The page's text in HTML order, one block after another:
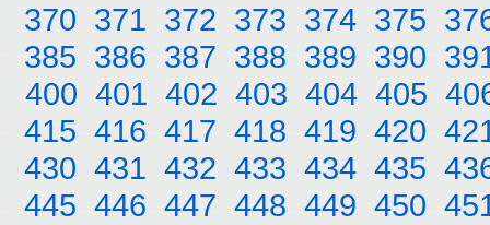
370 371 372 373 374 375
385 386 387 388 389 390
400 401 402 403 404 405
415 416 417 418 419 420
430 431 432 433 434 435
445 446 447 448 449 450